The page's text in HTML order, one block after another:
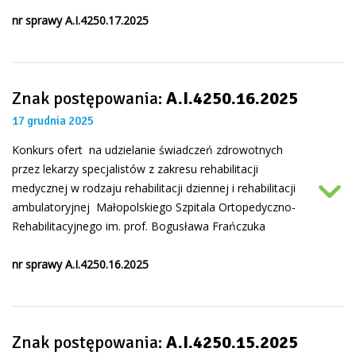
nr sprawyA.I.4250.17.2025
Znak postępowania: A.I.4250.16.2025
17 grudnia 2025
Konkurs ofert na udzielanie świadczeń zdrowotnych
przez lekarzy specjalistów z zakresu rehabilitacji
medycznej w rodzaju rehabilitacji dziennej i rehabilitacji
ambulatoryjnej Małopolskiego Szpitala Ortopedyczno-
Rehabilitacyjnego im. prof. Bogusława Frańczuka
nr sprawyA.I.4250.16.2025
Znak postępowania: A.I.4250.15.2025